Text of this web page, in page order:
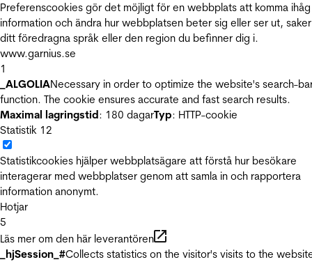
Preferenscookies gör det möjligt för en webbplats att komma ihåg
information och ändra hur webbplatsen beter sig eller ser ut,
ditt föredragna språk eller den region du befinner dig i.
www.garnius.se
1
_ALGOLIANecessary in order to optimize the website's search-
function. The cookie ensures accurate and fast search results.
Maximal lagringstid: 180 dagarTyp: HTTP-cookie
Statistik 12
Statistikcookies hjälper webbplatsägare att förstå hur besökare
interagerar med webbplatser genom att samla in och rapportera
information anonymt.
Hotjar
5
Läs mer om den här leverantören
_hjSession_#Collects statistics on the visitor's visits to the